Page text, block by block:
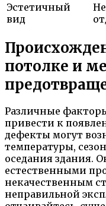
Эстетичный
вид
потолке и
Различные
привести к
дефекты могут
температуры,
оседания здания.
естественными
некачественным
неправильной